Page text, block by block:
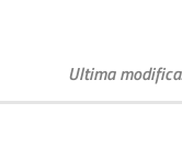
Ultima modifica